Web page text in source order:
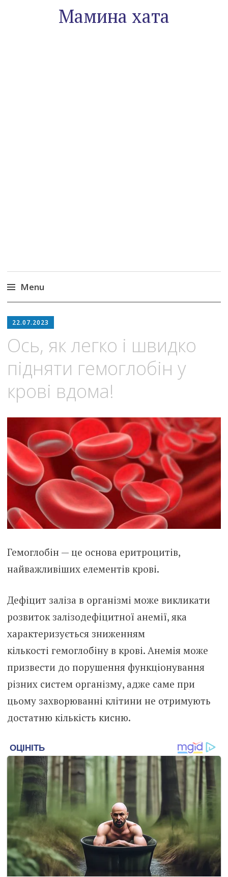
Мамина хата
Menu
to
22.07.2023
Ось, як легко і швидко
підняти гемоглобін у
крові вдома!
Гемоглобін — це основа еритроцитів,
найважливіших елементів крові.
Дефіцит заліза в організмі може викликати
розвиток залізодефіцитної анемії, яка
характеризується зниженням
кількості гемоглобіну в крові. Анемія може
призвести до порушення функціонування
різних систем організму, адже саме при
цьому захворюванні клітини не отримують
достатню кількість кисню.